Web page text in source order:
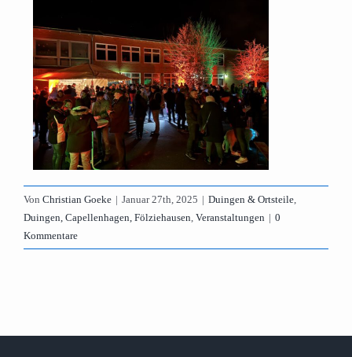
Von Christian Goeke | Januar 27th, 2025 | Duingen & Ortsteile,
Duingen, Capellenhagen, Fölziehausen, Veranstaltungen | 0
Kommentare